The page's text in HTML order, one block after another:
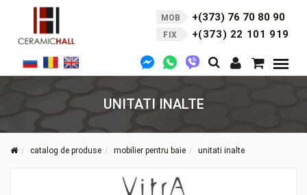
MOB +(373) 76 70 80 90
FIX +(373) 22 101 919
UNITATI INALTE
catalog de produse mobilier pentru baie unitati inalte